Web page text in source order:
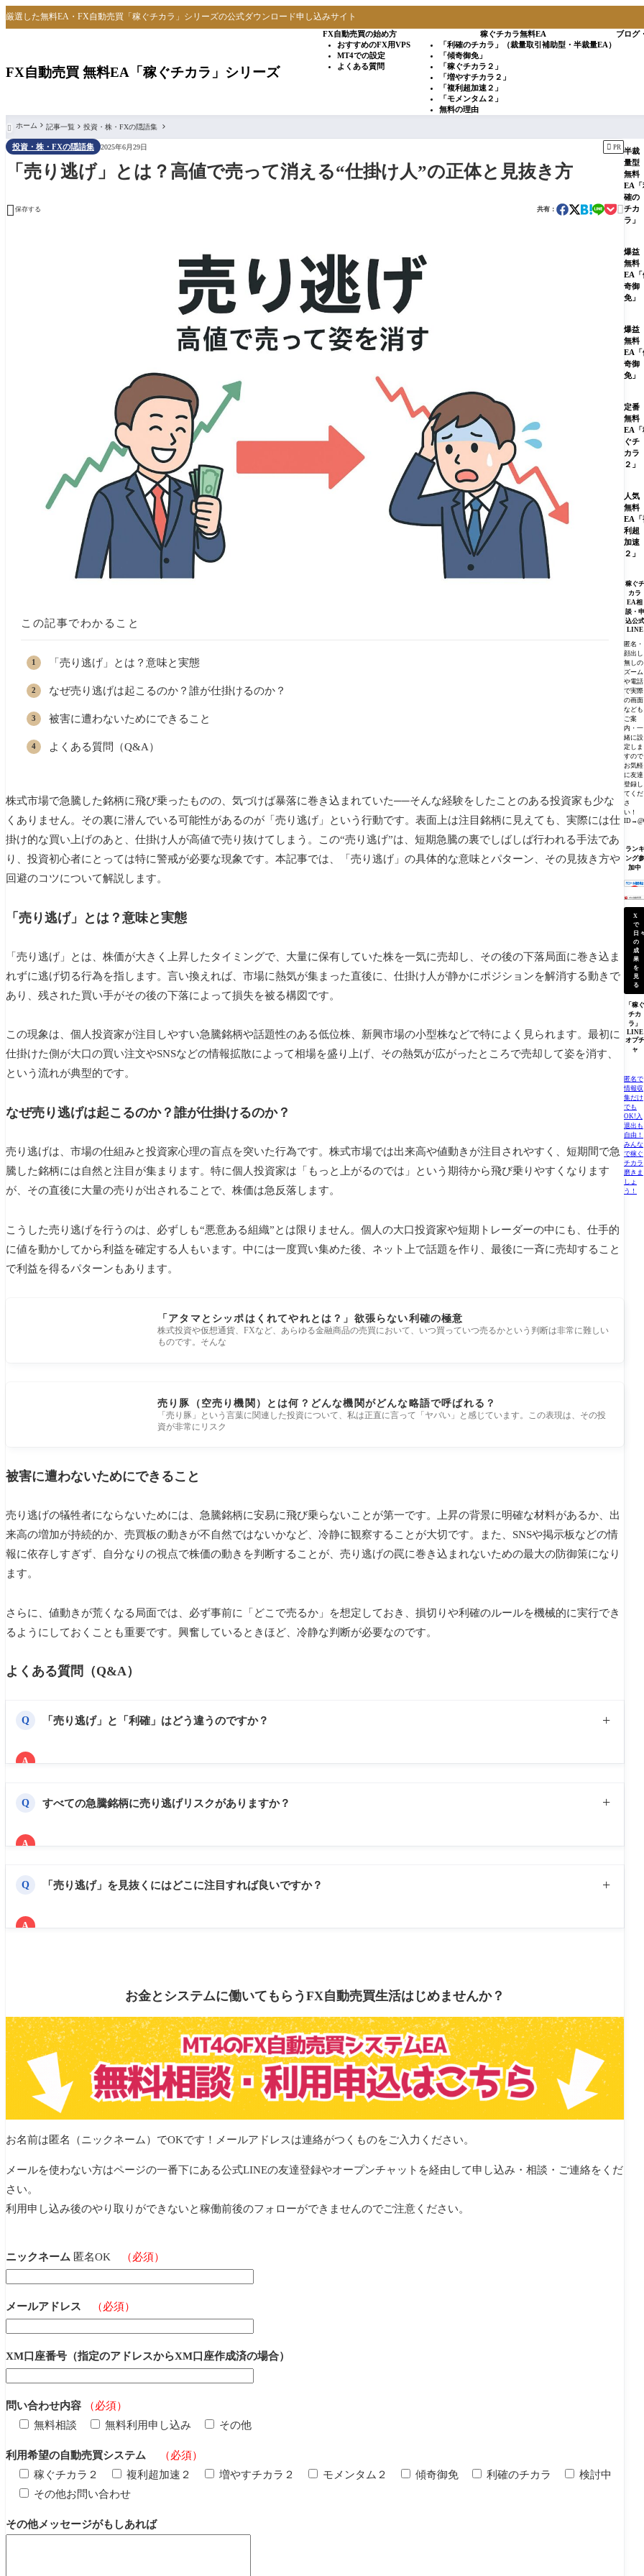
厳選した無料EA・FX自動売買「稼ぐチカラ」シリーズの公式ダウンロード申し込みサイト
FX自動売買 無料EA「稼ぐチカラ」シリーズ
FX自動売買の始め方
おすすめのFX用VPS
MT4での設定
よくある質問
稼ぐチカラ無料EA
「利確のチカラ」（裁量取引補助型・半裁量EA）
「傾奇御免」
「稼ぐチカラ２」
「増やすチカラ２」
「複利超加速２」
「モメンタム２」
無料の理由
ブログ
 ホーム 記事一覧 投資・株・FXの隠語集
投資・株・FXの隠語集 2025年6月29日  PR
「売り逃げ」とは？高値で売って消える“仕掛け人”の正体と見抜き方
 保存する 共有： 
この記事でわかること
「売り逃げ」とは？意味と実態
なぜ売り逃げは起こるのか？誰が仕掛けるのか？
被害に遭わないためにできること
よくある質問（Q&A）
株式市場で急騰した銘柄に飛び乗ったものの、気づけば暴落に巻き込まれていた──そんな経験をしたことのある投資家も少な
くありません。その裏に潜んでいる可能性があるのが「売り逃げ」という行動です。表面上は注目銘柄に見えても、実際には仕
掛け的な買い上げのあと、仕掛け人が高値で売り抜けてしまう。この“売り逃げ”は、短期急騰の裏でしばしば行われる手法であ
り、投資初心者にとっては特に警戒が必要な現象です。本記事では、「売り逃げ」の具体的な意味とパターン、その見抜き方や
回避のコツについて解説します。
「売り逃げ」とは？意味と実態
「売り逃げ」とは、株価が大きく上昇したタイミングで、大量に保有していた株を一気に売却し、その後の下落局面に巻き込ま
れずに逃げ切る行為を指します。言い換えれば、市場に熱気が集まった直後に、仕掛け人が静かにポジションを解消する動きで
あり、残された買い手がその後の下落によって損失を被る構図です。
この現象は、個人投資家が注目しやすい急騰銘柄や話題性のある低位株、新興市場の小型株などで特によく見られます。最初に
仕掛けた側が大口の買い注文やSNSなどの情報拡散によって相場を盛り上げ、その熱気が広がったところで売却して姿を消す、
という流れが典型的です。
なぜ売り逃げは起こるのか？誰が仕掛けるのか？
売り逃げは、市場の仕組みと投資家心理の盲点を突いた行為です。株式市場では出来高や値動きが注目されやすく、短期間で急
騰した銘柄には自然と注目が集まります。特に個人投資家は「もっと上がるのでは」という期待から飛び乗りやすくなります
が、その直後に大量の売りが出されることで、株価は急反落します。
こうした売り逃げを行うのは、必ずしも“悪意ある組織”とは限りません。個人の大口投資家や短期トレーダーの中にも、仕手的
に値を動かしてから利益を確定する人もいます。中には一度買い集めた後、ネット上で話題を作り、最後に一斉に売却すること
で利益を得るパターンもあります。
「アタマとシッポはくれてやれとは？」欲張らない利確の極意
株式投資や仮想通貨、FXなど、あらゆる金融商品の売買において、いつ買っていつ売るかという判断は非常に難しい
ものです。そんな
売り豚（空売り機関）とは何？どんな機関がどんな略語で呼ばれる？
「売り豚」という言葉に関連した投資について、私は正直に言って「ヤバい」と感じています。この表現は、その投
資が非常にリスク
被害に遭わないためにできること
売り逃げの犠牲者にならないためには、急騰銘柄に安易に飛び乗らないことが第一です。上昇の背景に明確な材料があるか、出
来高の増加が持続的か、売買板の動きが不自然ではないかなど、冷静に観察することが大切です。また、SNSや掲示板などの情
報に依存しすぎず、自分なりの視点で株価の動きを判断することが、売り逃げの罠に巻き込まれないための最大の防御策になり
ます。
さらに、値動きが荒くなる局面では、必ず事前に「どこで売るか」を想定しておき、損切りや利確のルールを機械的に実行でき
るようにしておくことも重要です。興奮しているときほど、冷静な判断が必要なのです。
よくある質問（Q&A）
Q 「売り逃げ」と「利確」はどう違うのですか？
A
です。
Q すべての急騰銘柄に売り逃げリスクがありますか？
A
Q 「売り逃げ」を見抜くにはどこに注目すれば良いですか？
A
お金とシステムに働いてもらうFX自動売買生活はじめませんか？
お名前は匿名（ニックネーム）でOKです！メールアドレスは連絡がつくものをご入力ください。
メールを使わない方はページの一番下にある公式LINEの友達登録やオープンチャットを経由して申し込み・相談・ご連絡をくだ
さい。
利用申し込み後のやり取りができないと稼働前後のフォローができませんのでご注意ください。
ニックネーム 匿名OK （必須）
メールアドレス （必須）
XM口座番号（指定のアドレスからXM口座作成済の場合）
問い合わせ内容
（必須）
無料相談
無料利用申し込み その他
利用希望の自動売買システム
（必須）
稼ぐチカラ２
複利超加速２ 増やすチカラ２ モメンタム２ 傾奇御免 利確のチカラ
検討中
その他お問い合わせ
その他メッセージがもしあれば
半裁
量型
無料
EA「
確の
チカ
ラ」
爆益
無料
EA「
奇御
免」
爆益
無料
EA「
奇御
免」
定番
無料
EA「
ぐチ
カラ
２」
人気
無料
EA「
利超
加速
２」
稼ぐチ
カラ
EA相
談・申
込公式
LINE
匿名・
顔出し
無しの
ズーム
や電話
で実際
の画面
なども
ご案
内・一
緒に設
定しま
すので
お気軽
に友達
登録し
てくだ
さ
い！
ランキ
ング参
加中
X
で
日々
の
成
果
を
見
る
「稼ぐ
チカ
ラ」
LINE
オプチ
ャ
匿名で
情報収
集だけ
でも
OK!入
退出も
自由！
みんな
で稼ぐ
チカラ
磨きま
しょ
う！